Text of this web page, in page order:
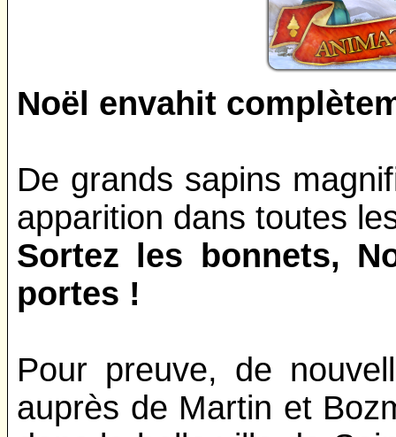
Noël envahit
De grands sapins
apparition dans toutes
Sortez les bonnets,
portes !
Pour preuve, de
auprès de Martin et